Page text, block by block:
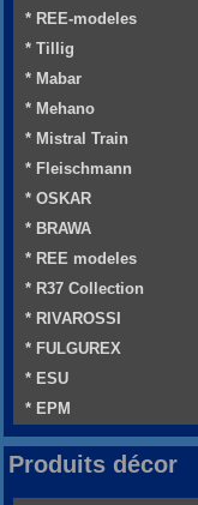
* REE-modeles
* Tillig
* Mabar
* Mehano
* Mistral Train
* Fleischmann
* OSKAR
* BRAWA
* REE modeles
* R37 Collection
* RIVAROSSI
* FULGUREX
* ESU
* EPM
Produits décor